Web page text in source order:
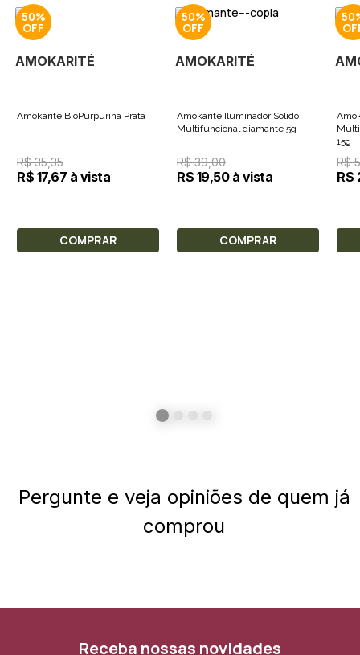
50%
AMOKARITÉ
Amokarité BioPurpurina Prata
R$ 35,35
R$ 17,67 à vista
COMPRAR
50%
AMOKARITÉ
Amokarité Iluminador Sólido
Multifuncional diamante 5g
R$ 39,00
R$ 19,50 à vista
COMPRAR
15g
R$
R$
Pergunte e veja opiniões de quem já
comprou
Receba nossas novidades